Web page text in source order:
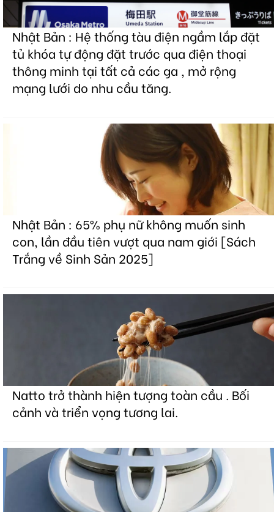
Nhật Bản : Hệ thống tàu điện ngầm lắp đặt
tủ khóa tự động đặt trước qua điện thoại
thông minh tại tất cả các ga , mở rộng
mạng lưới do nhu cầu tăng.
Nhật Bản : 65% phụ nữ không muốn sinh
con, lần đầu tiên vượt qua nam giới [Sách
Trắng về Sinh Sản 2025]
Natto trở thành hiện tượng toàn cầu . Bối
cảnh và triển vọng tương lai.